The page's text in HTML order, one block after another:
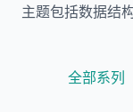
主题包括数据结
全部系列